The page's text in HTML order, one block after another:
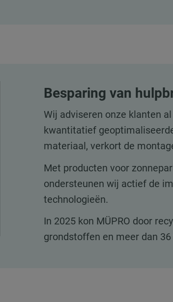
Besparing van
Wij adviseren onze klanten
kwantitatief
materiaal, verkort de
Met producten voor
ondersteunen wij actief de
technologieën.
In 2025 kon MÜPRO door
grondstoffen en meer dan